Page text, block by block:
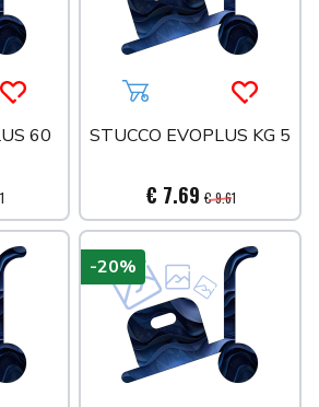
Acquista più tardi
60
Aggiungi al carrello
STUCCO EVOPLUS KG 5
€ 7.69 € 9.61
-20%